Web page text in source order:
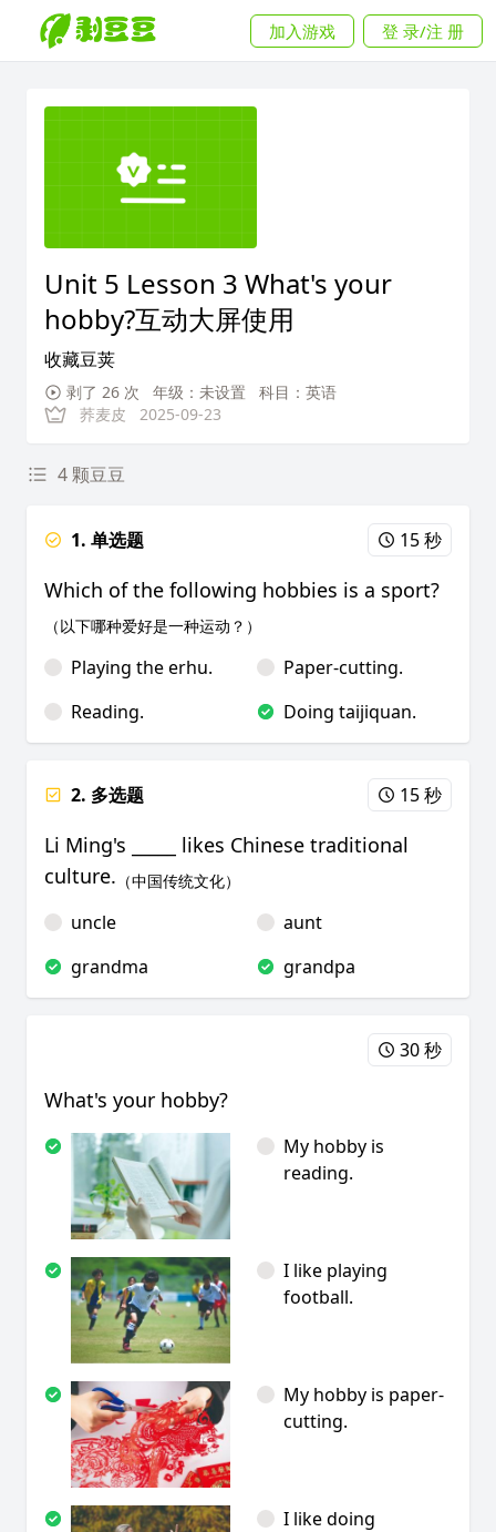
加入游戏 登 录/注 册
Unit 5 Lesson 3 What's your
hobby?互动大屏使用
收藏豆荚
剥了 26 次 年级：未设置
科目：英语
荞麦皮
2025-09-23
4 颗豆豆
1. 单选题 15 秒
Which of the following hobbies is a sport?
（以下哪种爱好是一种运动？）
Playing the erhu.
Paper-cutting.
Reading.
Doing taijiquan.
2. 多选题 15 秒
Li Ming's _____ likes Chinese traditional
culture. （中国传统文化）
uncle
aunt
grandma
grandpa
30 秒
What's your hobby?
My hobby is
reading.
I like playing
football.
My hobby is paper-
cutting.
I like doing